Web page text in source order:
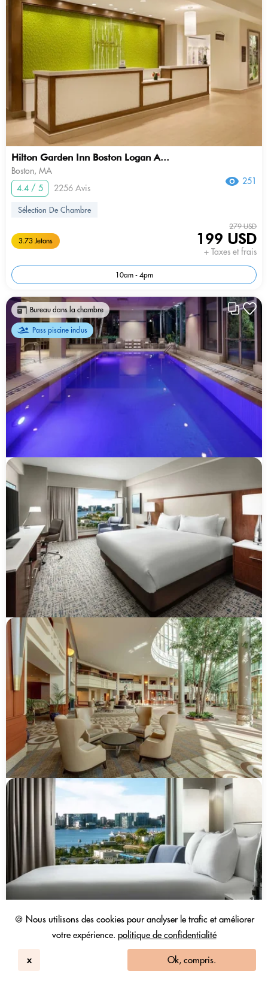
🍪 Nous utilisons des cookies pour analyser le trafic et améliorer
votre expérience. politique de confidentialité
x Ok, compris.
Hilton Garden Inn Boston Logan A...
Boston, MA
4.4 / 5
2256 Avis
251
Sélection De Chambre
3.73 Jetons
279 USD
199 USD
+ Taxes et frais
10am - 4pm
Bureau dans la chambre
Pass piscine inclus